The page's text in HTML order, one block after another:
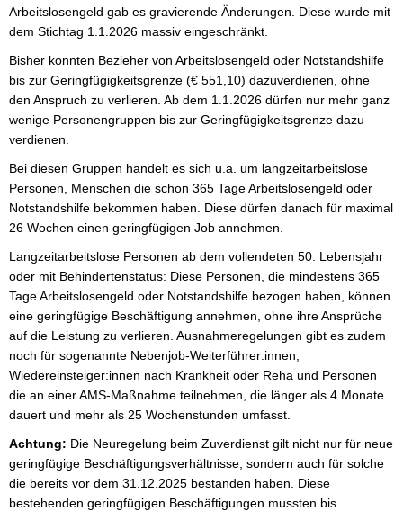
Arbeitslosengeld gab es gravierende Änderungen. Diese wurde mit
dem Stichtag 1.1.2026 massiv eingeschränkt.
Bisher konnten Bezieher von Arbeitslosengeld oder Notstandshilfe
bis zur Geringfügigkeitsgrenze (€ 551,10) dazuverdienen, ohne
den Anspruch zu verlieren. Ab dem 1.1.2026 dürfen nur mehr ganz
wenige Personengruppen bis zur Geringfügigkeitsgrenze dazu
verdienen.
Bei diesen Gruppen handelt es sich u.a. um langzeitarbeitslose
Personen, Menschen die schon 365 Tage Arbeitslosengeld oder
Notstandshilfe bekommen haben. Diese dürfen danach für maximal
26 Wochen einen geringfügigen Job annehmen.
Langzeitarbeitslose Personen ab dem vollendeten 50. Lebensjahr
oder mit Behindertenstatus: Diese Personen, die mindestens 365
Tage Arbeitslosengeld oder Notstandshilfe bezogen haben, können
eine geringfügige Beschäftigung annehmen, ohne ihre Ansprüche
auf die Leistung zu verlieren. Ausnahmeregelungen gibt es zudem
noch für sogenannte Nebenjob-Weiterführer:innen,
Wiedereinsteiger:innen nach Krankheit oder Reha und Personen
die an einer AMS-Maßnahme teilnehmen, die länger als 4 Monate
dauert und mehr als 25 Wochenstunden umfasst.
Achtung: Die Neuregelung beim Zuverdienst gilt nicht nur für neue
geringfügige Beschäftigungsverhältnisse, sondern auch für solche
die bereits vor dem 31.12.2025 bestanden haben. Diese
bestehenden geringfügigen Beschäftigungen mussten bis